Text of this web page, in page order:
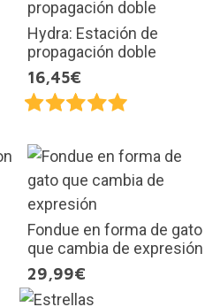
Hydra: Estación de
propagación doble
16,45€
Fondue en forma de gato
que cambia de expresión
29,99€